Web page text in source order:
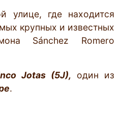
улице, где находится
крупных и известных
Sánchez Romero
Jotas (5J), один из
.